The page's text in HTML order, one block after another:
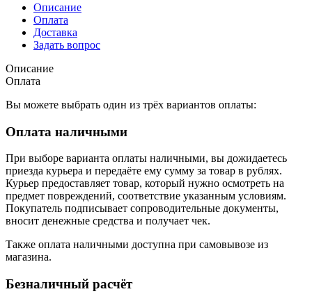
Описание
Оплата
Доставка
Задать вопрос
Описание
Оплата
Вы можете выбрать один из трёх вариантов оплаты:
Оплата наличными
При выборе варианта оплаты наличными, вы дожидаетесь
приезда курьера и передаёте ему сумму за товар в рублях.
Курьер предоставляет товар, который нужно осмотреть на
предмет повреждений, соответствие указанным условиям.
Покупатель подписывает сопроводительные документы,
вносит денежные средства и получает чек.
Также оплата наличными доступна при самовывозе из
магазина.
Безналичный расчёт